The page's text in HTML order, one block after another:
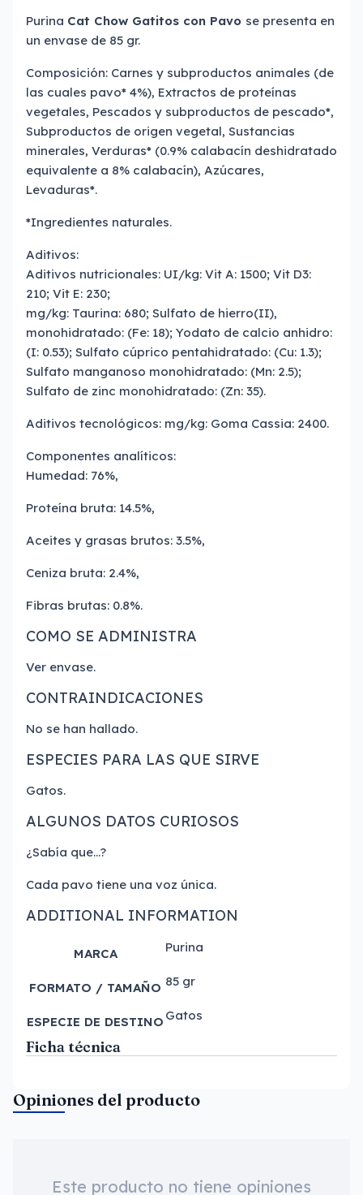
Purina Cat Chow Gatitos con Pavo se presenta en
un envase de 85 gr.
Composición: Carnes y subproductos animales (de
las cuales pavo* 4%), Extractos de proteínas
vegetales, Pescados y subproductos de pescado*,
Subproductos de origen vegetal, Sustancias
minerales, Verduras* (0.9% calabacín deshidratado
equivalente a 8% calabacín), Azúcares,
Levaduras*.
*Ingredientes naturales.
Aditivos:
Aditivos nutricionales: UI/kg: Vit A: 1500; Vit D3:
210; Vit E: 230;
mg/kg: Taurina: 680; Sulfato de hierro(II),
monohidratado: (Fe: 18); Yodato de calcio anhidro:
(I: 0.53); Sulfato cúprico pentahidratado: (Cu: 1.3);
Sulfato manganoso monohidratado: (Mn: 2.5);
Sulfato de zinc monohidratado: (Zn: 35).
Aditivos tecnológicos: mg/kg: Goma Cassia: 2400.
Componentes analíticos:
Humedad: 76%,
Proteína bruta: 14.5%,
Aceites y grasas brutos: 3.5%,
Ceniza bruta: 2.4%,
Fibras brutas: 0.8%.
COMO SE ADMINISTRA
Ver envase.
CONTRAINDICACIONES
No se han hallado.
ESPECIES PARA LAS QUE SIRVE
Gatos.
ALGUNOS DATOS CURIOSOS
¿Sabía que…?
Cada pavo tiene una voz única.
ADDITIONAL INFORMATION
MARCA Purina
FORMATO / TAMAÑO 85 gr
ESPECIE DE DESTINO Gatos
Ficha técnica
Opiniones del producto
Este producto no tiene opiniones